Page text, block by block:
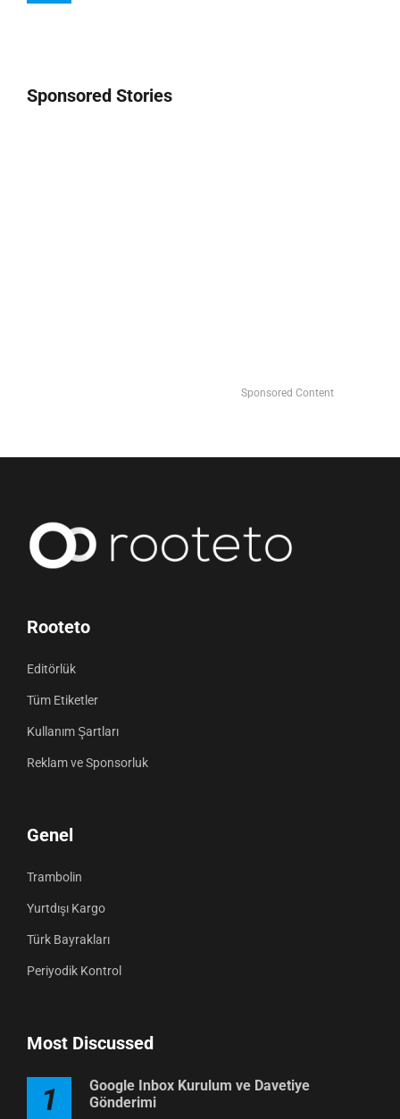
Sponsored Stories
Sponsored Content
Rooteto
Editörlük
Tüm Etiketler
Kullanım Şartları
Reklam ve Sponsorluk
Genel
Trambolin
Yurtdışı Kargo
Türk Bayrakları
Periyodik Kontrol
Most Discussed
1
Google Inbox Kurulum ve Davetiye
Gönderimi